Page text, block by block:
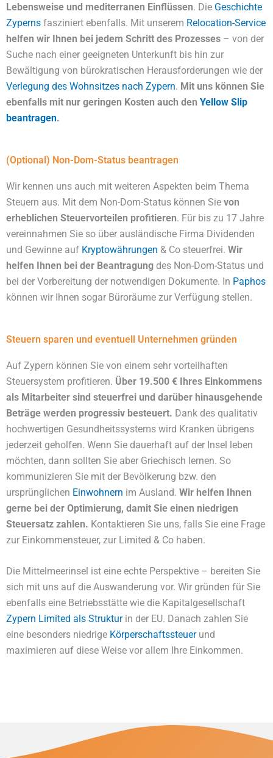
Lebensweise und mediterranen Einflüssen. Die Geschichte
Zyperns fasziniert ebenfalls. Mit unserem Relocation-Service
helfen wir Ihnen bei jedem Schritt des Prozesses – von der
Suche nach einer geeigneten Unterkunft bis hin zur
Bewältigung von bürokratischen Herausforderungen wie der
Verlegung des Wohnsitzes nach Zypern. Mit uns können Sie
ebenfalls mit nur geringen Kosten auch den Yellow Slip
beantragen.
(Optional) Non-Dom-Status beantragen
Wir kennen uns auch mit weiteren Aspekten beim Thema
Steuern aus. Mit dem Non-Dom-Status können Sie von
erheblichen Steuervorteilen profitieren. Für bis zu 17 Jahre
vereinnahmen Sie so über ausländische Firma Dividenden
und Gewinne auf Kryptowährungen & Co steuerfrei. Wir
helfen Ihnen bei der Beantragung des Non-Dom-Status und
bei der Vorbereitung der notwendigen Dokumente. In Paphos
können wir Ihnen sogar Büroräume zur Verfügung stellen.
Steuern sparen und eventuell Unternehmen gründen
Auf Zypern können Sie von einem sehr vorteilhaften
Steuersystem profitieren. Über 19.500 € Ihres Einkommens
als Mitarbeiter sind steuerfrei und darüber hinausgehende
Beträge werden progressiv besteuert. Dank des qualitativ
hochwertigen Gesundheitssystems wird Kranken übrigens
jederzeit geholfen. Wenn Sie dauerhaft auf der Insel leben
möchten, dann sollten Sie aber Griechisch lernen. So
kommunizieren Sie mit der Bevölkerung bzw. den
ursprünglichen Einwohnern im Ausland. Wir helfen Ihnen
gerne bei der Optimierung, damit Sie einen niedrigen
Steuersatz zahlen. Kontaktieren Sie uns, falls Sie eine Frage
zur Einkommensteuer, zur Limited & Co haben.
Die Mittelmeerinsel ist eine echte Perspektive – bereiten Sie
sich mit uns auf die Auswanderung vor. Wir gründen für Sie
ebenfalls eine Betriebsstätte wie die Kapitalgesellschaft
Zypern Limited als Strukturin der EU. Danach zahlen Sie
eine besonders niedrige Körperschaftssteuerund
maximieren auf diese Weise vor allem Ihre Einkommen.